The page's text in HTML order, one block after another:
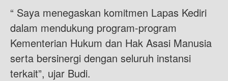
“ Saya menegaskan komitmen Lapas Kediri
dalam mendukung program-program
Kementerian Hukum dan Hak Asasi Manusia
serta bersinergi dengan seluruh instansi
terkait”, ujar Budi.